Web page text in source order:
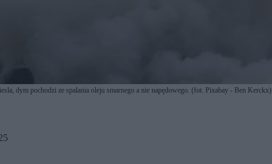
dym pochodzi ze spalania oleju smarnego a nie napędowego. (fot. Pixabay - Ben Kerckx)